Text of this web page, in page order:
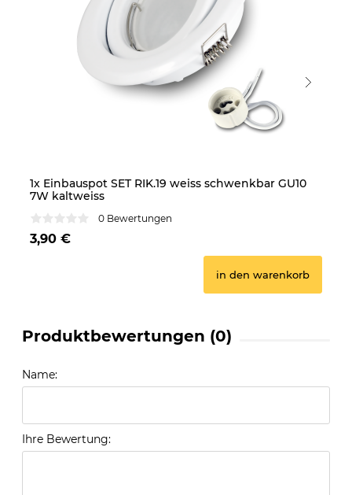
1x Einbauspot SET RIK.19 weiss schwenkbar GU10
7W kaltweiss
0 Bewertungen
3,90 €
in den warenkorb
Produktbewertungen (0)
Name:
Ihre Bewertung: